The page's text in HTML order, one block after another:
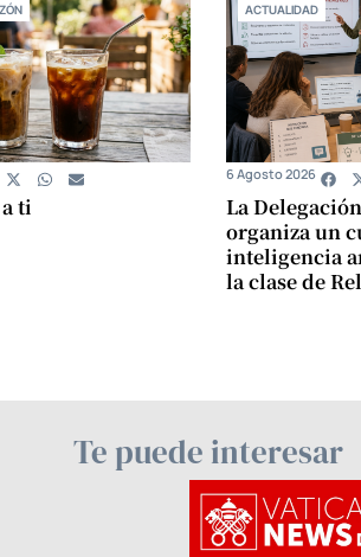
ti
ACTUALIDAD
La
organiza un
inteligencia
la clase de
6 Agosto 2026
Te puede interesar